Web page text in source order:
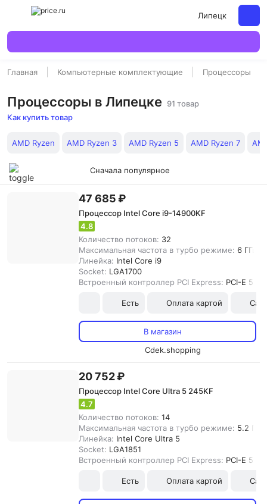
Липецк
Главная Компьютерные комплектующие Процессоры
Процессоры в Липецке
91 товар
Как купить товар
AMD Ryzen AMD Ryzen 3 AMD Ryzen 5 AMD Ryzen 7
Сначала популярное
47 685 ₽
Процессор Intel Core i9-14900KF
4.8
Количество потоков: 32
Максимальная частота в турбо режиме: 6 ГГц
Линейка: Intel Core i9
Socket: LGA1700
Встроенный контроллер PCI Express: PCI-E 5.0
Есть Оплата картой
В магазин
Cdek.shopping
20 752 ₽
Процессор Intel Core Ultra 5 245KF
4.7
Количество потоков: 14
Максимальная частота в турбо режиме: 5.2 ГГц
Линейка: Intel Core Ultra 5
Socket: LGA1851
Встроенный контроллер PCI Express: PCI-E 5.0
Есть Оплата картой